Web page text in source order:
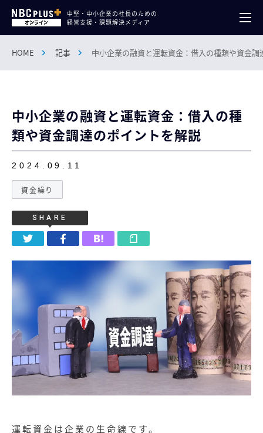
中堅・中小企業の社長のための
経営支援・課題解決メディア
HOME 記事 中小企業の融資と運転資金：借入の種類や資金
中小企業の融資と運転資金：借入の種
類や資金調達のポイントを解説
2024.09.11
資金繰り
SHARE
運転資金は企業の生命線です。